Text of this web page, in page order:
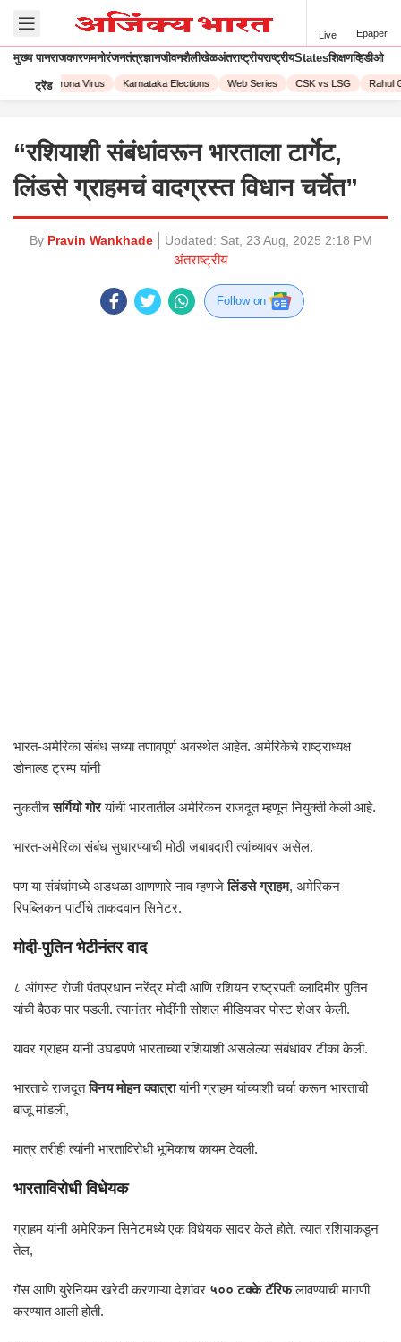
Live Epaper
मुख्य पानराजकारणमनोरंजनतंत्रज्ञानजीवनशैलीखेळअंतराष्ट्रीयराष्ट्रीयStatesशिक्षणव्हिडीओ
ट्रेंडCorona Virus Karnataka Elections Web Series CSK vs LSG Rahul
“रशियाशी संबंधांवरून भारताला टार्गेट,
लिंडसे ग्राहमचं वादग्रस्त विधान चर्चेत”
By Pravin Wankhade Updated: Sat, 23 Aug, 2025 2:18 PM
अंतराष्ट्रीय
Follow on
भारत-अमेरिका संबंध सध्या तणावपूर्ण अवस्थेत आहेत. अमेरिकेचे राष्ट्राध्यक्ष
डोनाल्ड ट्रम्प यांनी
नुकतीचसर्गियो गोरयांची भारतातील अमेरिकन राजदूत म्हणून नियुक्ती केली आहे.
भारत-अमेरिका संबंध सुधारण्याची मोठी जबाबदारी त्यांच्यावर असेल.
पण या संबंधांमध्ये अडथळा आणणारे नाव म्हणजेलिंडसे ग्राहम, अमेरिकन
रिपब्लिकन पार्टीचे ताकदवान सिनेटर.
मोदी-पुतिन भेटीनंतर वाद
८ ऑगस्ट रोजी पंतप्रधान नरेंद्र मोदी आणि रशियन राष्ट्रपती व्लादिमीर पुतिन
यांची बैठक पार पडली. त्यानंतर मोदींनी सोशल मीडियावर पोस्ट शेअर केली.
यावर ग्राहम यांनी उघडपणे भारताच्या रशियाशी असलेल्या संबंधांवर टीका केली.
भारताचे राजदूतविनय मोहन क्वात्रायांनी ग्राहम यांच्याशी चर्चा करून भारताची
बाजू मांडली,
मात्र तरीही त्यांनी भारताविरोधी भूमिकाच कायम ठेवली.
भारताविरोधी विधेयक
ग्राहम यांनी अमेरिकन सिनेटमध्ये एक विधेयक सादर केले होते. त्यात रशियाकडून
तेल,
गॅस आणि युरेनियम खरेदी करणाऱ्या देशांवर ५०० टक्के टॅरिफलावण्याची मागणी
करण्यात आली होती.